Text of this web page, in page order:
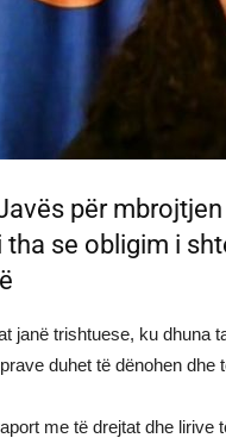
për
tha se obligim i
janë trishtuese, ku dhuna
duhet të dënohen dhe
me të drejtat dhe